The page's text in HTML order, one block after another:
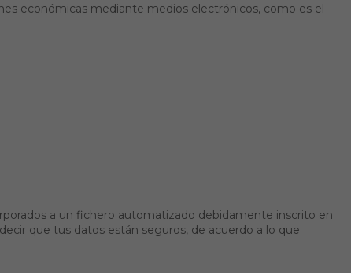
económicas mediante medios electrónicos, como es el
a un fichero automatizado debidamente inscrito en
que tus datos están seguros, de acuerdo a lo que